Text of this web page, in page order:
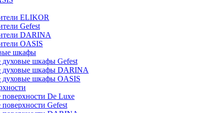
ELIKOR
Gefest
DARINA
OASIS
шкафы
духовые шкафы Gefest
духовые шкафы DARINA
духовые шкафы OASIS
De Luxe
Gefest